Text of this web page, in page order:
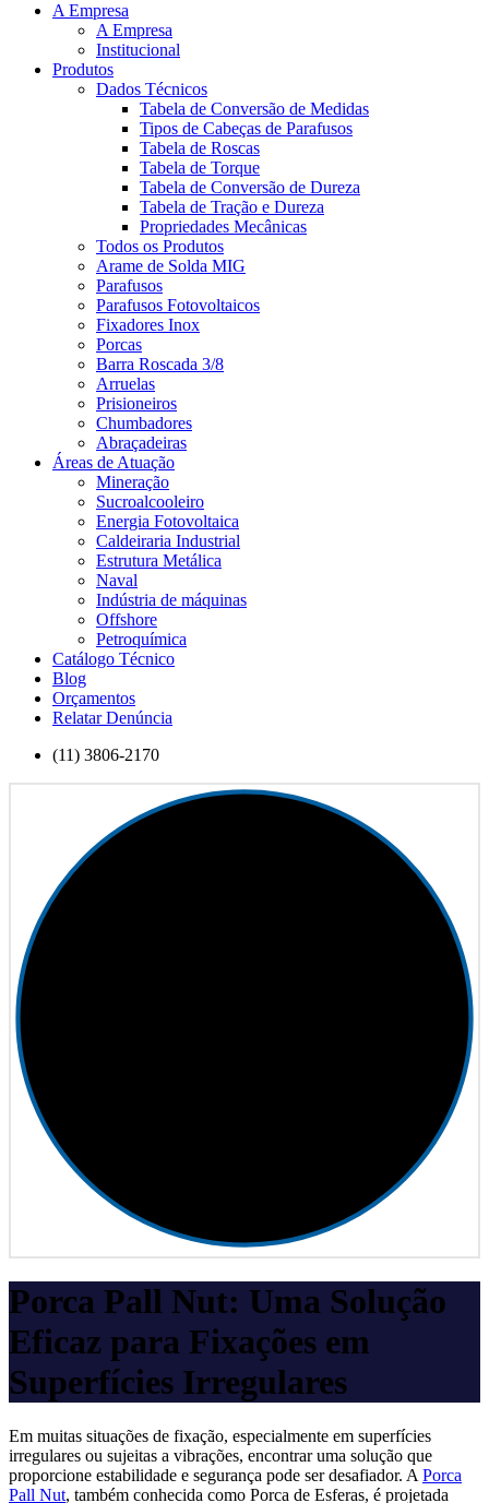
A Empresa
A Empresa
Institucional
Produtos
Dados Técnicos
Tabela de Conversão de Medidas
Tipos de Cabeças de Parafusos
Tabela de Roscas
Tabela de Torque
Tabela de Conversão de Dureza
Tabela de Tração e Dureza
Propriedades Mecânicas
Todos os Produtos
Arame de Solda MIG
Parafusos
Parafusos Fotovoltaicos
Fixadores Inox
Porcas
Barra Roscada 3/8
Arruelas
Prisioneiros
Chumbadores
Abraçadeiras
Áreas de Atuação
Mineração
Sucroalcooleiro
Energia Fotovoltaica
Caldeiraria Industrial
Estrutura Metálica
Naval
Indústria de máquinas
Offshore
Petroquímica
Catálogo Técnico
Blog
Orçamentos
Relatar Denúncia
(11) 3806-2170
Porca Pall Nut: Uma Solução
Eficaz para Fixações em
Superfícies Irregulares
Em muitas situações de fixação, especialmente em superfícies
irregulares ou sujeitas a vibrações, encontrar uma solução que
proporcione estabilidade e segurança pode ser desafiador. A Porca
Pall Nut, também conhecida como Porca de Esferas, é projetada